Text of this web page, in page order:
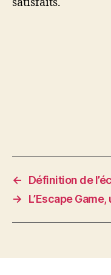
←
Définition de
→
L’Escape